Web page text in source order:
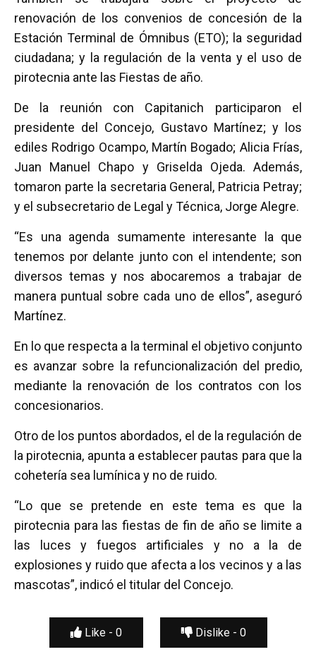
renovación de los convenios de concesión de la
Estación Terminal de Ómnibus (ETO); la seguridad
ciudadana; y la regulación de la venta y el uso de
pirotecnia ante las Fiestas de año.
De la reunión con Capitanich participaron el
presidente del Concejo, Gustavo Martínez; y los
ediles Rodrigo Ocampo, Martín Bogado; Alicia Frías,
Juan Manuel Chapo y Griselda Ojeda. Además,
tomaron parte la secretaria General, Patricia Petray;
y el subsecretario de Legal y Técnica, Jorge Alegre.
“Es una agenda sumamente interesante la que
tenemos por delante junto con el intendente; son
diversos temas y nos abocaremos a trabajar de
manera puntual sobre cada uno de ellos”, aseguró
Martínez.
En lo que respecta a la terminal el objetivo conjunto
es avanzar sobre la refuncionalización del predio,
mediante la renovación de los contratos con los
concesionarios.
Otro de los puntos abordados, el de la regulación de
la pirotecnia, apunta a establecer pautas para que la
cohetería sea lumínica y no de ruido.
“Lo que se pretende en este tema es que la
pirotecnia para las fiestas de fin de año se limite a
las luces y fuegos artificiales y no a la de
explosiones y ruido que afecta a los vecinos y a las
mascotas”, indicó el titular del Concejo.
Like - 0 Dislike - 0